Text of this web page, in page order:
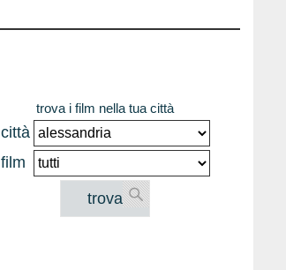
trova i film nella tua città
città
film
trova